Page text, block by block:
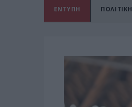
ΕΝΤΥΠΗ ΠΟΛΙΤΙΚΗ